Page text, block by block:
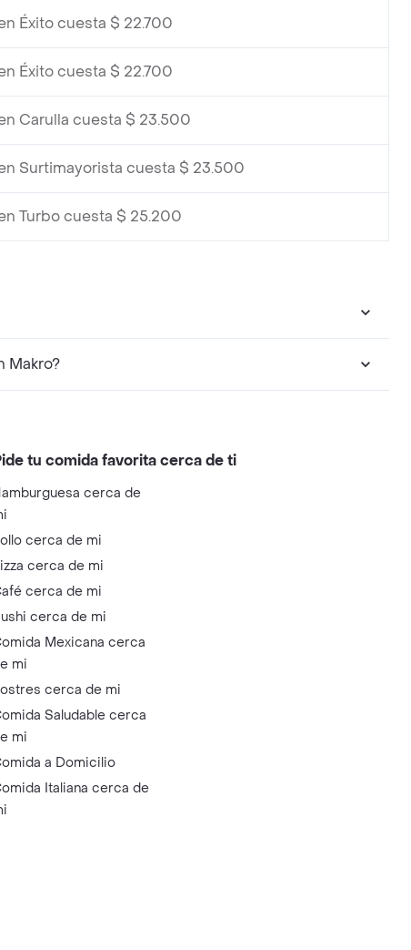
Éxito cuesta $ 22.700
Éxito cuesta $ 22.700
Carulla cuesta $ 23.500
Surtimayorista cuesta $ 23.500
Turbo cuesta $ 25.200
Makro?
tu comida favorita cerca de ti
cerca de
cerca de mi
cerca de mi
cerca de mi
cerca de mi
Mexicana cerca
mi
cerca de mi
Saludable cerca
mi
a Domicilio
Italiana cerca de